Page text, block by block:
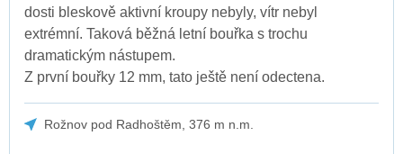
dosti bleskově aktivní kroupy nebyly, vítr nebyl
extrémní. Taková běžná letní bouřka s trochu
dramatickým nástupem.
Z první bouřky 12 mm, tato ještě není odectena.
Rožnov pod Radhoštěm, 376 m n.m.